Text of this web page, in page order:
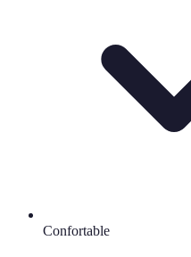
Confortable